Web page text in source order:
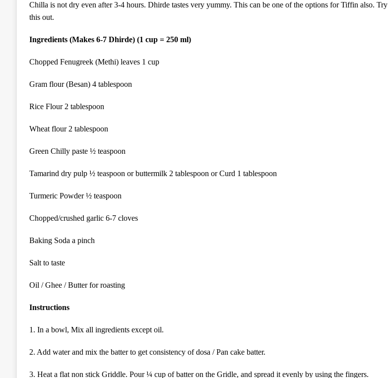
Chilla is not dry even after 3-4 hours. Dhirde tastesvery yummy. This can be one of the options for Tiffin also. Try
this out.
Ingredients (Makes 6-7 Dhirde) (1 cup = 250 ml)
Chopped Fenugreek (Methi) leaves 1 cup
Gram flour (Besan) 4 tablespoon
Rice Flour 2 tablespoon
Wheat flour 2 tablespoon
Green Chilly paste ½ teaspoon
Tamarind dry pulp ½ teaspoon or buttermilk 2 tablespoon or Curd 1 tablespoon
Turmeric Powder ½ teaspoon
Chopped/crushed garlic 6-7 cloves
Baking Soda a pinch
Salt to taste
Oil / Ghee / Butter for roasting
Instructions
1. In a bowl, Mix all ingredients except oil.
2. Add water and mix the batter to get consistency of dosa / Pan cake batter.
3. Heat a flat non stick Griddle. Pour ¼ cupof batter on the Gridle, and spread it evenly by using the fingers.